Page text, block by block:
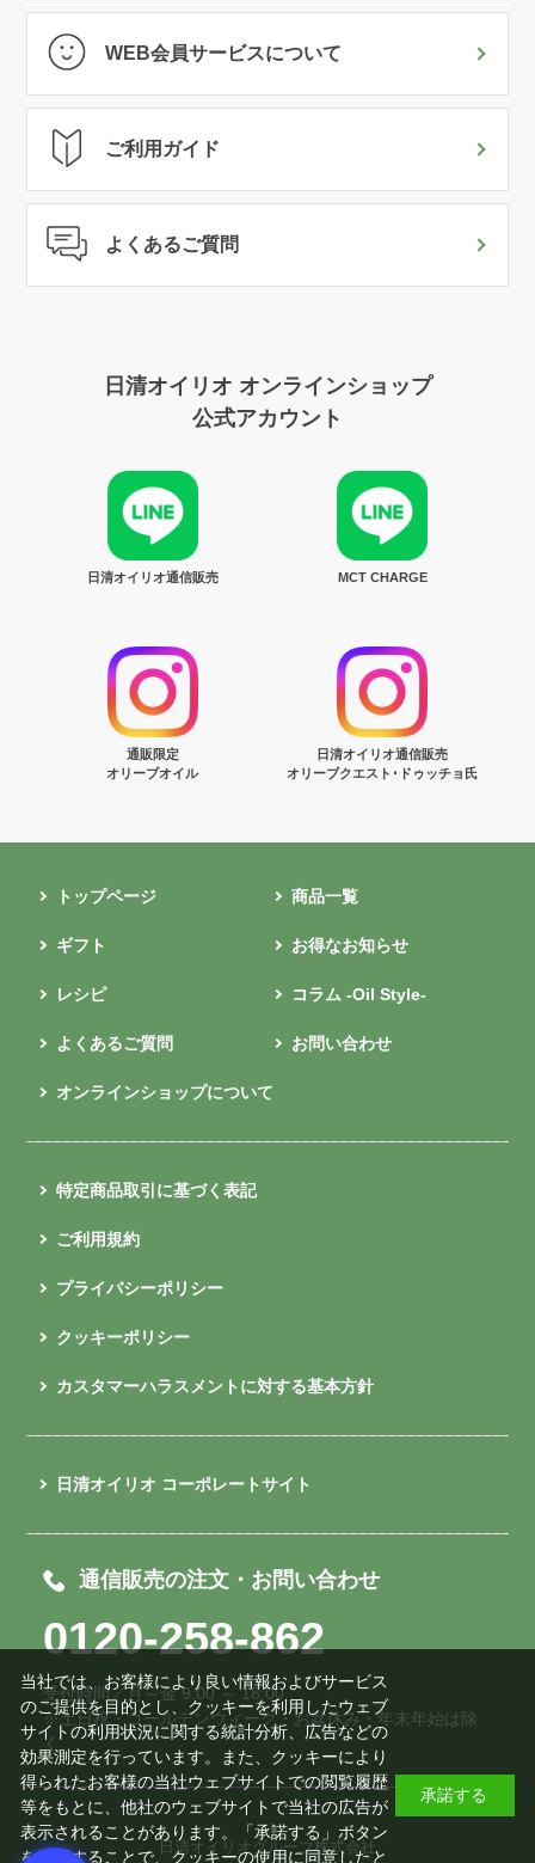
WEB会員サービスについて
ご利用ガイド
よくあるご質問
日清オイリオ オンラインショップ
公式アカウント
日清オイリオ通信販売 MCT CHARGE
通販限定
オリーブオイル
日清オイリオ通信販売
オリーブクエスト･ドゥッチョ氏
トップページ 商品一覧
ギフト お得なお知らせ
レシピ コラム -Oil Style-
よくあるご質問 お問い合わせ
オンラインショップについて
特定商品取引に基づく表記
ご利用規約
プライバシーポリシー
クッキーポリシー
カスタマーハラスメントに対する基本方針
日清オイリオ コーポレートサイト
通信販売の注文・お問い合わせ
0120-258-862
受付時間／月～金 9:00 ～ 18:00
※土日祝・ゴールデンウィーク・お盆休み・年末年始は除
く
日清オイリオグループ株式会社
当社では、お客様により良い情報およびサービス
のご提供を目的とし、クッキーを利用したウェブ
サイトの利用状況に関する統計分析、広告などの
効果測定を行っています。また、クッキーにより
得られたお客様の当社ウェブサイトでの閲覧履歴
等をもとに、他社のウェブサイトで当社の広告が
表示されることがあります。「承諾する」ボタン
を押下することで、クッキーの使用に同意したと
承諾する